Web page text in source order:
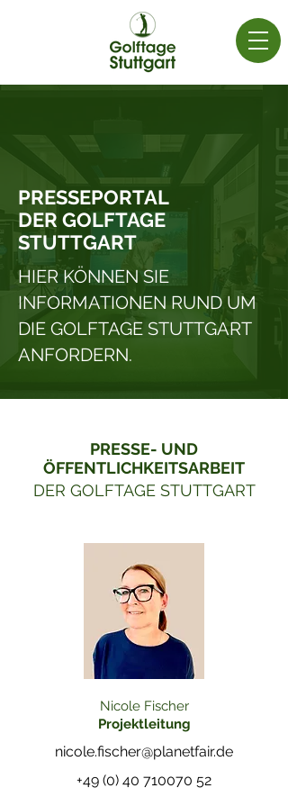
PRESSEPORTAL
DER GOLFTAGE
STUTTGART
HIER KÖNNEN SIE
INFORMATIONEN RUND UM
DIE GOLFTAGE STUTTGART
ANFORDERN.
PRESSE- UND
ÖFFENTLICHKEITSARBEIT
DER GOLFTAGE STUTTGART
Nicole Fischer
Projektleitung
nicole.fischer@planetfair.de
+49 (0) 40 710070 52